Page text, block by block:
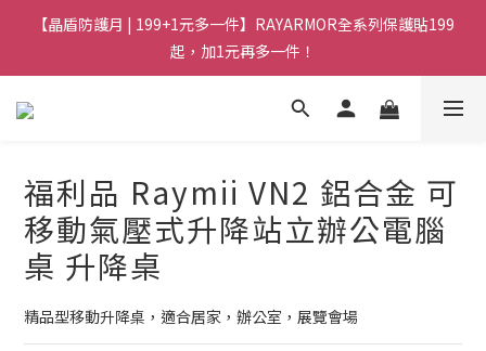
【晶盾防護月 | 199+1元多一件】RAYARMOR全系列保護貼199
起，加1元再多一件！
福利品 Raymii VN2 鋁合金 可
移動氣壓式升降站立辦公電腦
桌 升降桌
精品型移動升降桌，適合居家，辦公室，展覽會場